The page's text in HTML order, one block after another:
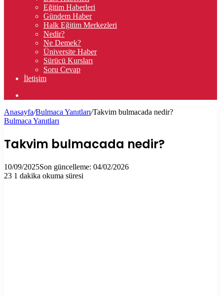
Eğitim Haberleri
Gündem Haber
Halk Eğitim Merkezleri
Nedir?
Ne Demek?
Üniversite Haber
Sürücü Kursları
Soru Cevap
İletişim
...
Anasayfa/Bulmaca Yanıtları/Takvim bulmacada nedir?
Bulmaca Yanıtları
Takvim bulmacada nedir?
10/09/2025Son güncelleme: 04/02/2026
23 1 dakika okuma süresi